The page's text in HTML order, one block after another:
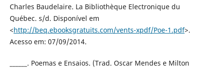
Charles Baudelaire. La Bibliothèque Electronique du
Québec. s/d. Disponível em
<http://beq.ebooksgratuits.com/vents-xpdf/Poe-1.pdf>.
Acesso em: 07/09/2014.
______. Poemas e Ensaios. (Trad. Oscar Mendes e Milton